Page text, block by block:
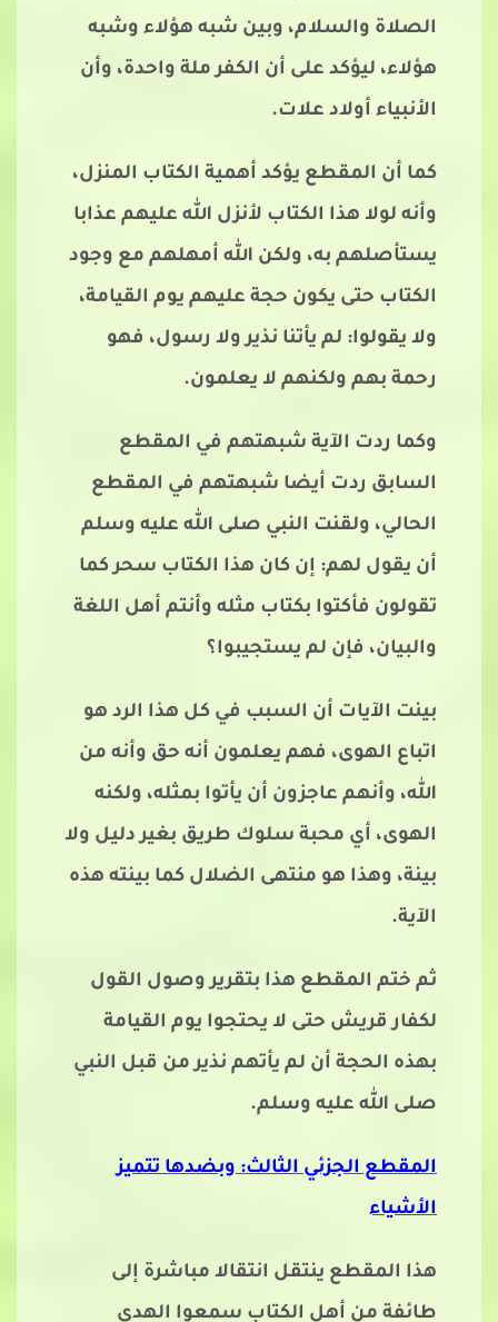
الصلاة والسلام، وبين شبه هؤلاء وشبه
هؤلاء، ليؤكد على أن الكفر ملة واحدة، وأن
الأنبياء أولاد علات.
كما أن المقطع يؤكد أهمية الكتاب المنزل،
وأنه لولا هذا الكتاب لأنزل الله عليهم عذابا
يستأصلهم به، ولكن الله أمهلهم مع وجود
الكتاب حتى يكون حجة عليهم يوم القيامة،
ولا يقولوا: لم يأتنا نذير ولا رسول، فهو
رحمة بهم ولكنهم لا يعلمون.
وكما ردت الآية شبهتهم في المقطع
السابق ردت أيضا شبهتهم في المقطع
الحالي، ولقنت النبي صلى الله عليه وسلم
أن يقول لهم: إن كان هذا الكتاب سحر كما
تقولون فأكتوا بكتاب مثله وأنتم أهل اللغة
والبيان، فإن لم يستجيبوا؟
بينت الآيات أن السبب في كل هذا الرد هو
اتباع الهوى، فهم يعلمون أنه حق وأنه من
الله، وأنهم عاجزون أن يأتوا بمثله، ولكنه
الهوى، أي محبة سلوك طريق بغير دليل ولا
بينة، وهذا هو منتهى الضلال كما بينته هذه
الآية.
ثم ختم المقطع هذا بتقرير وصول القول
لكفار قريش حتى لا يحتجوا يوم القيامة
بهذه الحجة أن لم يأتهم نذير من قبل النبي
صلى الله عليه وسلم.
المقطع الجزئي الثالث: وبضدها تتميز
الأشياء
هذا المقطع ينتقل انتقالا مباشرة إلى
طائفة من أهل الكتاب سمعوا الهدى